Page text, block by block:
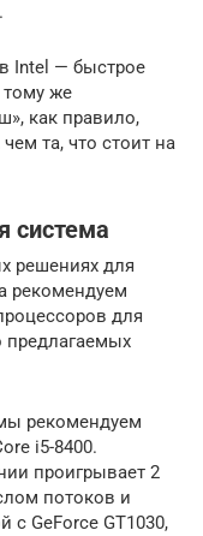
Intel — быстрое
же
как правило,
та, что стоит на
система
решениях для
рекомендуем
для
предлагаемых
рекомендуем
i5-8400.
проигрывает 2
потоков и
с GeForce GT1030,